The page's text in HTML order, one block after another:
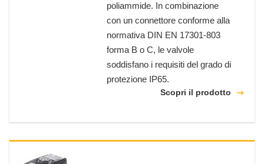
poliammide. In combinazione
con un connettore conforme alla
normativa DIN EN 17301-803
forma B o C, le valvole
soddisfano i requisiti del grado di
protezione IP65.
Scopri il prodotto